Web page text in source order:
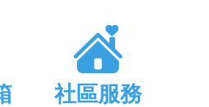
社區服務